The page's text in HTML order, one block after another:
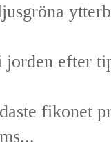
efter
fikonet